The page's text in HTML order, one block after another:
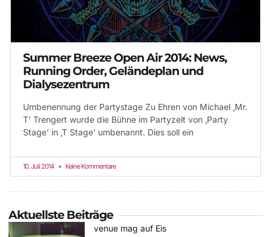
Summer Breeze Open Air 2014: News,
Running Order, Geländeplan und
Dialysezentrum
Umbenennung der Partystage Zu Ehren von Michael ‚Mr.
T’ Trengert wurde die Bühne im Partyzelt von ‚Party
Stage’ in ‚T Stage’ umbenannt. Dies soll ein
10. Juli 2014 Keine Kommentare
Aktuellste Beiträge
venue mag auf Eis